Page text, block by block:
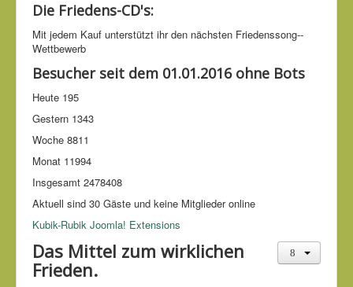
Die Friedens-CD's:
Mit jedem Kauf unter­stützt ihr den nächsten Friedens­song-­
Wettbe­werb
Besucher seit dem 01.01.2016 ohne Bots
Heute 195
Gestern 1343
Woche 8811
Monat 11994
Insgesamt 2478408
Aktuell sind 30 Gäste und keine Mitglieder online
Kubik-Rubik Joomla! Extensions
Das Mittel zum wirklichen
Frieden.